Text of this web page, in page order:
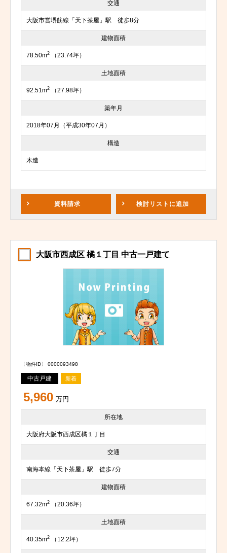
交通
大阪市営堺筋線「天下茶屋」駅 徒歩8分
建物面積
78.50m2 （23.74坪）
土地面積
92.51m2 （27.98坪）
築年月
2018年07月（平成30年07月）
構造
木造
資料請求 検討リスト に追加
大阪市西成区 橘１丁目 中古一戸建て
〔物件ID〕 0000093498
中古戸建 新着
5,960 万円
所在地
大阪府大阪市西成区橘１丁目
交通
南海本線「天下茶屋」駅 徒歩7分
建物面積
67.32m2 （20.36坪）
土地面積
40.35m2 （12.2坪）